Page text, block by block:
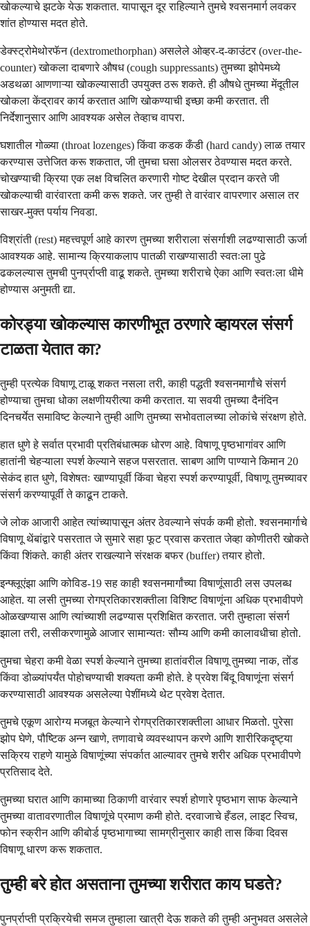
खोकल्याचे झटके येऊ शकतात. यापासून दूर राहिल्याने तुमचे श्वसनमार्ग लवकर
शांत होण्यास मदत होते.
डेक्स्ट्रोमेथोरफॅन (dextromethorphan) असलेले ओव्हर-द-काउंटर (over-the-
counter) खोकला दाबणारे औषध (cough suppressants) तुमच्या झोपेमध्ये
अडथळा आणणाऱ्या खोकल्यासाठी उपयुक्त ठरू शकते. ही औषधे तुमच्या मेंदूतील
खोकला केंद्रावर कार्य करतात आणि खोकण्याची इच्छा कमी करतात. ती
निर्देशानुसार आणि आवश्यक असेल तेव्हाच वापरा.
घशातील गोळ्या (throat lozenges) किंवा कडक कँडी (hard candy) लाळ तयार
करण्यास उत्तेजित करू शकतात, जी तुमचा घसा ओलसर ठेवण्यास मदत करते.
चोखण्याची क्रिया एक लक्ष विचलित करणारी गोष्ट देखील प्रदान करते जी
खोकल्याची वारंवारता कमी करू शकते. जर तुम्ही ते वारंवार वापरणार असाल तर
साखर-मुक्त पर्याय निवडा.
विश्रांती (rest) महत्त्वपूर्ण आहे कारण तुमच्या शरीराला संसर्गाशी लढण्यासाठी ऊर्जा
आवश्यक आहे. सामान्य क्रियाकलाप पातळी राखण्यासाठी स्वतःला पुढे
ढकलल्यास तुमची पुनर्प्राप्ती वाढू शकते. तुमच्या शरीराचे ऐका आणि स्वतःला धीमे
होण्यास अनुमती द्या.
कोरड्या खोकल्यास कारणीभूत ठरणारे व्हायरल संसर्ग
टाळता येतात का?
तुम्ही प्रत्येक विषाणू टाळू शकत नसला तरी, काही पद्धती श्वसनमार्गांचे संसर्ग
होण्याचा तुमचा धोका लक्षणीयरीत्या कमी करतात. या सवयी तुमच्या दैनंदिन
दिनचर्येत समाविष्ट केल्याने तुम्ही आणि तुमच्या सभोवतालच्या लोकांचे संरक्षण होते.
हात धुणे हे सर्वात प्रभावी प्रतिबंधात्मक धोरण आहे. विषाणू पृष्ठभागांवर आणि
हातांनी चेहऱ्याला स्पर्श केल्याने सहज पसरतात. साबण आणि पाण्याने किमान 20
सेकंद हात धुणे, विशेषतः खाण्यापूर्वी किंवा चेहरा स्पर्श करण्यापूर्वी, विषाणू तुमच्यावर
संसर्ग करण्यापूर्वी ते काढून टाकते.
जे लोक आजारी आहेत त्यांच्यापासून अंतर ठेवल्याने संपर्क कमी होतो. श्वसनमार्गाचे
विषाणू थेंबांद्वारे पसरतात जे सुमारे सहा फूट प्रवास करतात जेव्हा कोणीतरी खोकते
किंवा शिंकते. काही अंतर राखल्याने संरक्षक बफर (buffer) तयार होतो.
इन्फ्लूएंझा आणि कोविड-19 सह काही श्वसनमार्गांच्या विषाणूंसाठी लस उपलब्ध
आहेत. या लसी तुमच्या रोगप्रतिकारशक्तीला विशिष्ट विषाणूंना अधिक प्रभावीपणे
ओळखण्यास आणि त्यांच्याशी लढण्यास प्रशिक्षित करतात. जरी तुम्हाला संसर्ग
झाला तरी, लसीकरणामुळे आजार सामान्यतः सौम्य आणि कमी कालावधीचा होतो.
तुमचा चेहरा कमी वेळा स्पर्श केल्याने तुमच्या हातांवरील विषाणू तुमच्या नाक, तोंड
किंवा डोळ्यांपर्यंत पोहोचण्याची शक्यता कमी होते. हे प्रवेश बिंदू विषाणूंना संसर्ग
करण्यासाठी आवश्यक असलेल्या पेशींमध्ये थेट प्रवेश देतात.
तुमचे एकूण आरोग्य मजबूत केल्याने रोगप्रतिकारशक्तीला आधार मिळतो. पुरेसा
झोप घेणे, पौष्टिक अन्न खाणे, तणावाचे व्यवस्थापन करणे आणि शारीरिकदृष्ट्या
सक्रिय राहणे यामुळे विषाणूंच्या संपर्कात आल्यावर तुमचे शरीर अधिक प्रभावीपणे
प्रतिसाद देते.
तुमच्या घरात आणि कामाच्या ठिकाणी वारंवार स्पर्श होणारे पृष्ठभाग साफ केल्याने
तुमच्या वातावरणातील विषाणूंचे प्रमाण कमी होते. दरवाजाचे हँडल, लाइट स्विच,
फोन स्क्रीन आणि कीबोर्ड पृष्ठभागाच्या सामग्रीनुसार काही तास किंवा दिवस
विषाणू धारण करू शकतात.
तुम्ही बरे होत असताना तुमच्या शरीरात काय घडते?
पुनर्प्राप्ती प्रक्रियेची समज तुम्हाला खात्री देऊ शकते की तुम्ही अनुभवत असलेले